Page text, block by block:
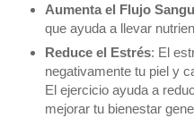
Aumenta el Flujo
que ayuda a llevar
Reduce el Estrés: El
negativamente tu piel y
El ejercicio ayuda a
mejorar tu bienestar